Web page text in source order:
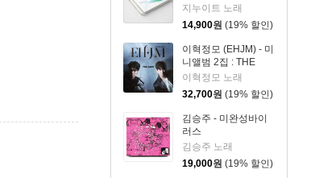
지누이트 노래
14,900원 (19% 할인)
이혁정모 (EHJM) - 미
니앨범 2집 : THE
MEN
이혁정모 노래
32,700원 (19% 할인)
김승주 - 미완성바이
러스
김승주 노래
19,000원 (19% 할인)